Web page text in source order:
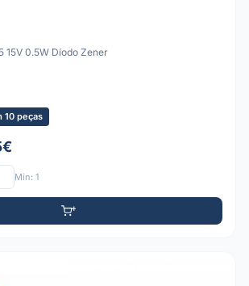
15V 0.5W Díodo Zener
10 peças
Mín: 1